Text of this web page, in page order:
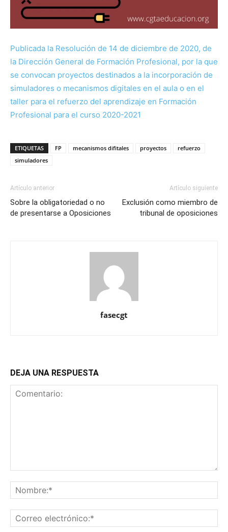
Publicada la Resolución de 14 de diciembre de 2020, de
la Dirección General de Formación Profesional, por la que
se convocan proyectos destinados a la incorporación de
simuladores o mecanismos digitales en el aula o en el
taller para el refuerzo del aprendizaje en Formación
Profesional para el curso 2020-2021
ETIQUETAS FP mecanismos difitales proyectos
refuerzo
simuladores
Artículo anterior
Sobre la obligatoriedad o no
de presentarse a Oposiciones
Artículo siguiente
Exclusión como miembro de
tribunal de oposiciones
fasecgt
DEJA UNA RESPUESTA